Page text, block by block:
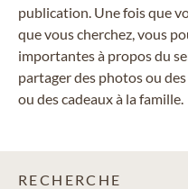
publication. Une fois que
que vous cherchez, vous
importantes à propos du
partager des photos ou
ou des cadeaux à la famille.
RECHERCHE